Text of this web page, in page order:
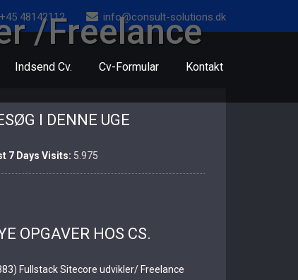
+45 48142112 info@consult-solutions.dk
Indsend Cv. Cv-Formular Kontakt
/Freelance
I DENNE UGE
7 Days Visits: 5.975
OPGAVER HOS CS.
Fullstack Sitecore udvikler/ Freelance